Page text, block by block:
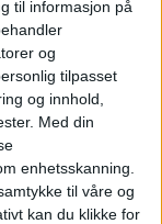
til informasjon på
og
tilpasset
og innhold,
Med din
enhetsskanning.
til våre og
kan du klikke for
biler